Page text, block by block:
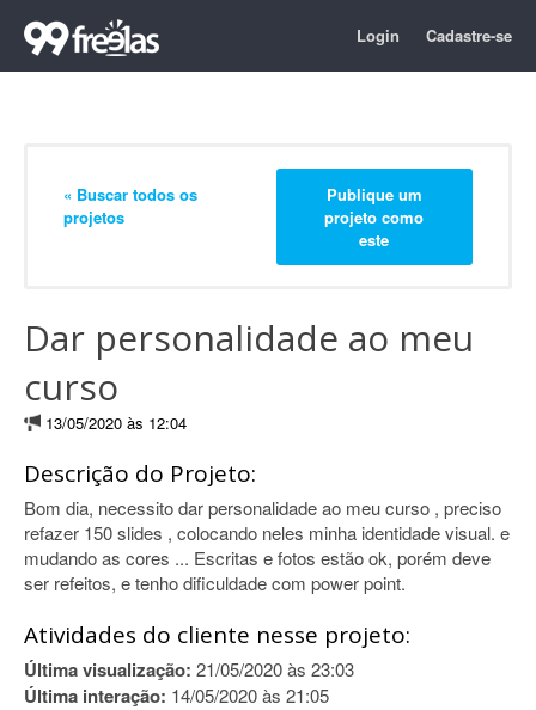
Login Cadastre-se
« Buscar todos os
projetos
Publique um
projeto como
este
Dar personalidade ao meu
curso
13/05/2020 às 12:04
Descrição do Projeto:
Bom dia, necessito dar personalidade ao meu curso , preciso
refazer 150 slides , colocando neles minha identidade visual. e
mudando as cores ... Escritas e fotos estão ok, porém deve
ser refeitos, e tenho dificuldade com power point.
Atividades do cliente nesse projeto:
Última visualização: 21/05/2020 às 23:03
Última interação: 14/05/2020 às 21:05